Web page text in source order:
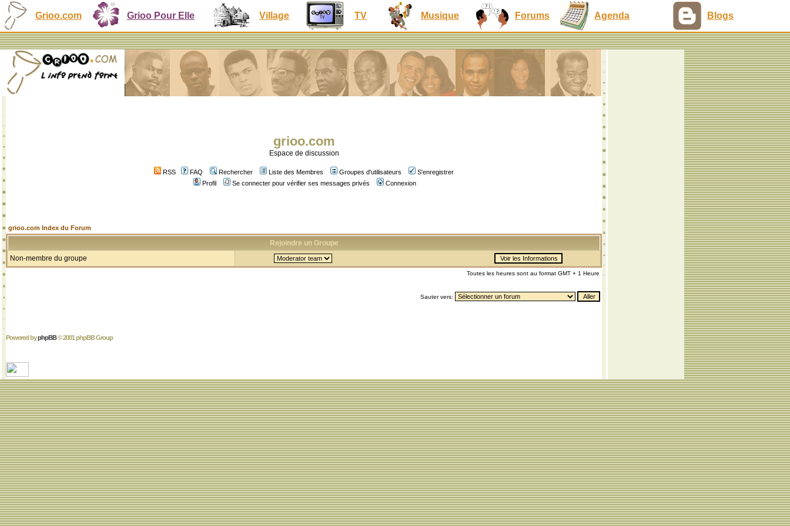
Grioo.com Grioo Pour Elle Village TV Musique Forums Agenda Blogs
grioo.com
Espace de discussion
RSS FAQ Rechercher Liste des Membres Groupes d'utilisateurs
S'enregistrer
Profil
Se connecter pour vérifier ses messages privés Connexion
grioo.com Index du Forum
Rejoindre un Groupe
Non-membre du groupe
Toutes les heures sont au format GMT + 1 Heure
Sauter vers:
Powered byphpBB© 2001 phpBB Group